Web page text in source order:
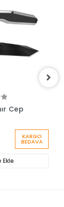
Cep
KARGO
BEDAVA